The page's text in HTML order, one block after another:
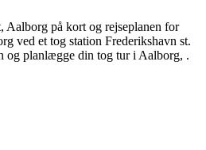
Aalborg på kort og rejseplanen for
ved et tog station Frederikshavn st.
og planlægge din tog tur i Aalborg, .